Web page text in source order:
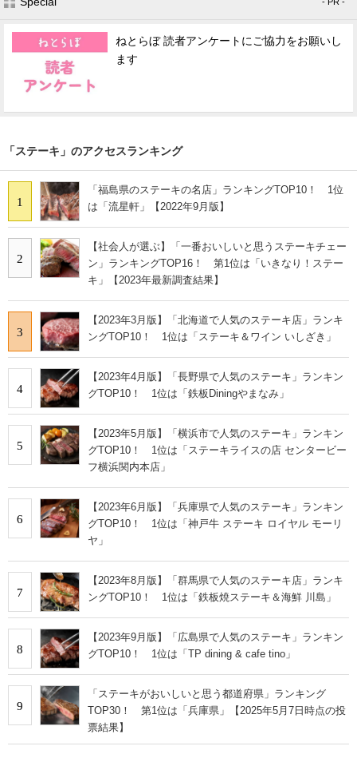
ねとらぼ 読者アンケートにご協力をお願いし
ます
「ステーキ」のアクセスランキング
1
「福島県のステーキの名店」ランキングTOP10！ 1位
は「流星軒」【2022年9月版】
2
【社会人が選ぶ】「一番おいしいと思うステーキチェー
ン」ランキングTOP16！ 第1位は「いきなり！ステー
キ」【2023年最新調査結果】
3
【2023年3月版】「北海道で人気のステーキ店」ランキ
ングTOP10！ 1位は「ステーキ＆ワイン いしざき」
4
【2023年4月版】「長野県で人気のステーキ」ランキン
グTOP10！ 1位は「鉄板Diningやまなみ」
5
【2023年5月版】「横浜市で人気のステーキ」ランキン
グTOP10！ 1位は「ステーキライスの店 センタービー
フ横浜関内本店」
6
【2023年6月版】「兵庫県で人気のステーキ」ランキン
グTOP10！ 1位は「神戸牛 ステーキ ロイヤル モーリ
ヤ」
7
【2023年8月版】「群馬県で人気のステーキ店」ランキ
ングTOP10！ 1位は「鉄板焼ステーキ＆海鮮 川島」
8
【2023年9月版】「広島県で人気のステーキ」ランキン
グTOP10！ 1位は「TP dining & cafe tino」
9
「ステーキがおいしいと思う都道府県」ランキング
TOP30！ 第1位は「兵庫県」【2025年5月7日時点の投
票結果】